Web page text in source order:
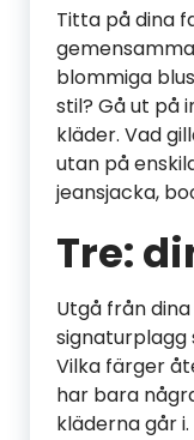
Titta på dina
blommiga
stil? Gå ut på
kläder. Vad
utan på
jeansjacka,
Tre:
Utgå från
signaturplagg
Vilka färger
har bara
kläderna går